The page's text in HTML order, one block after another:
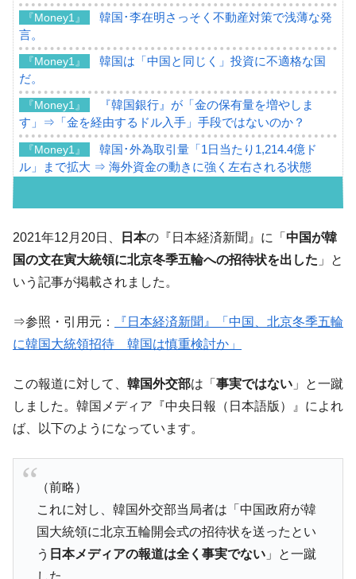
『Money1』
韓国･李在明さっそく不動産対策で浅薄な発
言。
『Money1』
韓国は「中国と同じく」投資に不適格な国
だ。
『Money1』
『韓国銀行』が「金の保有量を増やしま
す」⇒「金を経由するドル入手」手段ではないのか？
『Money1』
韓国･外為取引量「1日当たり1,214.4億ド
ル」まで拡大 ⇒ 海外資金の動きに強く左右される状態
い「50.5％」に上昇
『Money1』
韓国大統領府ボンクラ政策室長が告発され
た ⇒ 国家が行った恐るべき株価操作であり、空前の国政壟
動」
『Money1』
中国だけが鉄鋼輸出を異常増加させる ⇒ 中
『Money1』
韓国製造業「半導体絶好調」のウラで他業
種は全般的「不調」⇒ PSIが示す現況は決して良くない。
『Money1』
【米韓激突案件】韓国消費者院が『クーパ
『Money1』
『Money1』
韓国型イージス搭載の次世代駆逐艦
「KDDX」1番艦、2032年竣工と公示
『Money1』
【対日本円】ウォン安が急進！ 日米の協調
に韓国がいっちょがみしたのでは。
2021年12月20日、 日本の『日本経済新聞』に「 中国が韓
国の文在寅大統領に北京冬季五輪への招待状を出した 」と
いう記事が掲載されました。
⇒参照・引用元：
『日本経済新聞』「中国、北京冬季五輪
に韓国大統領招待 韓国は慎重検討か」
この報道に対して、 韓国外交部は「 事実ではない 」と一蹴
しました。韓国メディア『中央日報（日本語版）』によれ
ば、以下のようになっています。
（前略）
これに対し、韓国外交部当局者は「中国政府が韓
国大統領に北京五輪開会式の招待状を送ったとい
う 日本メディアの報道は全く事実でない」と一蹴